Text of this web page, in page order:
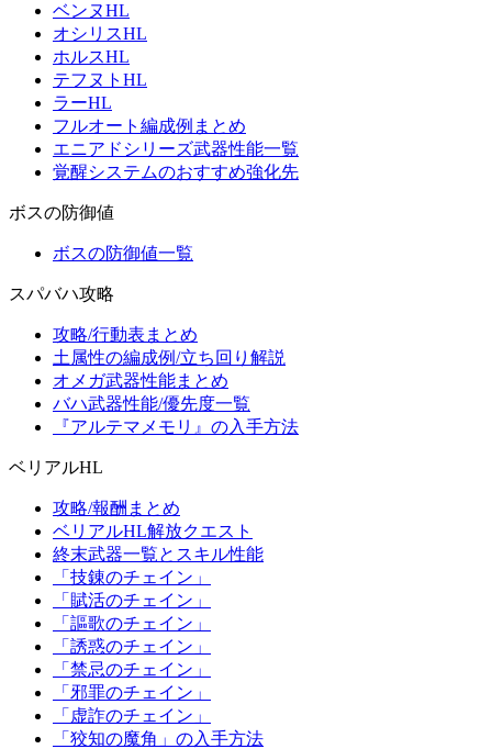
ベンヌHL
オシリスHL
ホルスHL
テフヌトHL
ラーHL
フルオート編成例まとめ
エニアドシリーズ武器性能一覧
覚醒システムのおすすめ強化先
ボスの防御値
ボスの防御値一覧
スパバハ攻略
攻略/行動表まとめ
土属性の編成例/立ち回り解説
オメガ武器性能まとめ
バハ武器性能/優先度一覧
『アルテマメモリ』の入手方法
ベリアルHL
攻略/報酬まとめ
ベリアルHL解放クエスト
終末武器一覧とスキル性能
「技錬のチェイン」
「賦活のチェイン」
「謳歌のチェイン」
「誘惑のチェイン」
「禁忌のチェイン」
「邪罪のチェイン」
「虚詐のチェイン」
「狡知の魔角」の入手方法